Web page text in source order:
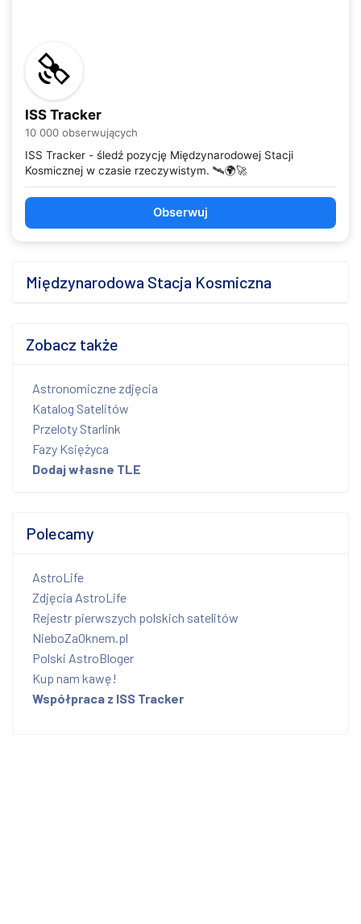
ISS Tracker
10 000 obserwujących
ISS Tracker - śledź pozycję Międzynarodowej Stacji
Kosmicznej w czasie rzeczywistym. 🛰️🌍🚀
Obserwuj
Międzynarodowa Stacja Kosmiczna
Zobacz także
Astronomiczne zdjęcia
Katalog Satelitów
Przeloty Starlink
Fazy Księżyca
Dodaj własne TLE
Polecamy
AstroLife
Zdjęcia AstroLife
Rejestr pierwszych polskich satelitów
NieboZaOknem.pl
Polski AstroBloger
Kup nam kawę!
Współpraca z ISS Tracker